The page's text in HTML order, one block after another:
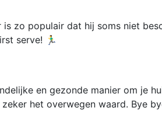
zo populair dat hij soms niet
serve! 🏃‍♂️
en gezonde manier om je
het overwegen waard. Bye